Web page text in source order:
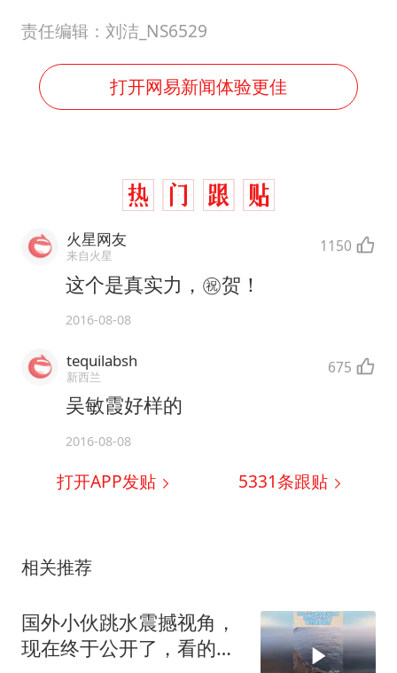
责任编辑：刘洁_NS6529
打开网易新闻体验更佳
火星网友
来自火星 1150
这个是真实力，㊗️贺！
2016-08-08
tequilabsh
新西兰 675
吴敏霞好样的
2016-08-08
打开APP发贴 5331条跟贴
相关推荐
国外小伙跳水震撼视角，
现在终于公开了，看的腿